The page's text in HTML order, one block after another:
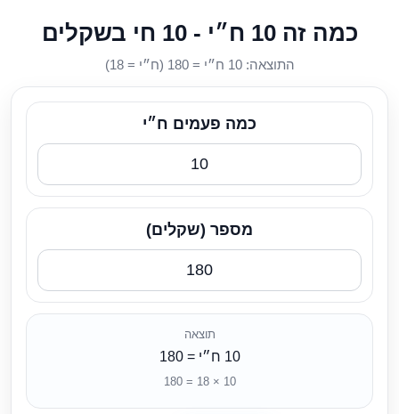
כמה זה 10 ח״י - 10 חי בשקלים
התוצאה: 10 ח״י = 180 (ח״י = 18)
כמה פעמים ח״י
מספר (שקלים)
תוצאה
10 ח״י = 180
10 × 18 = 180